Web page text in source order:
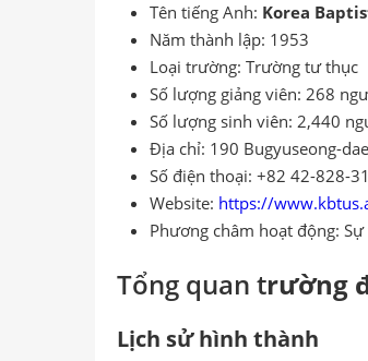
Tên tiếng Anh: Korea
Năm thành lập: 1953
Loại trường: Trường tư thục
Số lượng giảng viên: 268
Số lượng sinh viên: 2,440
Địa chỉ: 190 Bugyuseong-
Số điện thoại: +82 42-828-
Website: https://
Phương châm hoạt động:
Tổng quan trường
Lịch sử hình thành